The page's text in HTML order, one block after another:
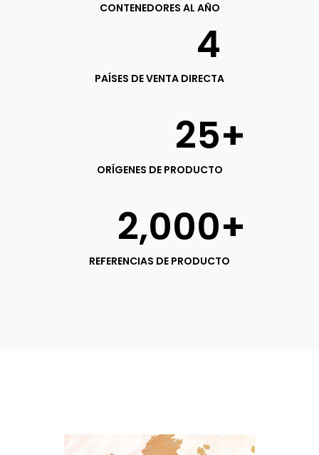
CONTENEDORES AL AÑO
PAÍSES DE VENTA DIRECTA
4
ORÍGENES DE PRODUCTO
25+
REFERENCIAS DE PRODUCTO
2,000+